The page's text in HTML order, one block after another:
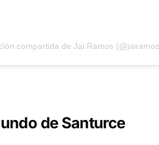
compartida de Jai Ramos
de Santurce